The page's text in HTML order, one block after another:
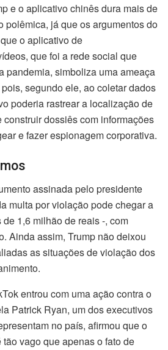
e o aplicativo chinês dura mais de
polêmica, já que os argumentos do
o aplicativo de
que foi a rede social que
pandemia, simboliza uma ameaça
segundo ele, ao coletar dados
poderia rastrear a localização de
dossiês com informações
e fazer espionagem corporativa.
assinada pelo presidente
multa por violação pode chegar a
1,6 milhão de reais -, com
Ainda assim, Trump não deixou
as situações de violação dos
entrou com uma ação contra o
Patrick Ryan, um dos executivos
no país, afirmou que o
vago que apenas o fato de